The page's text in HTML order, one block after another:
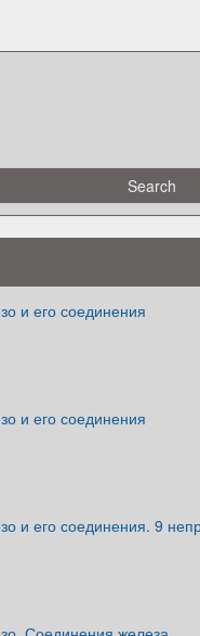
и его соединения
и его соединения
и его соединения. 9